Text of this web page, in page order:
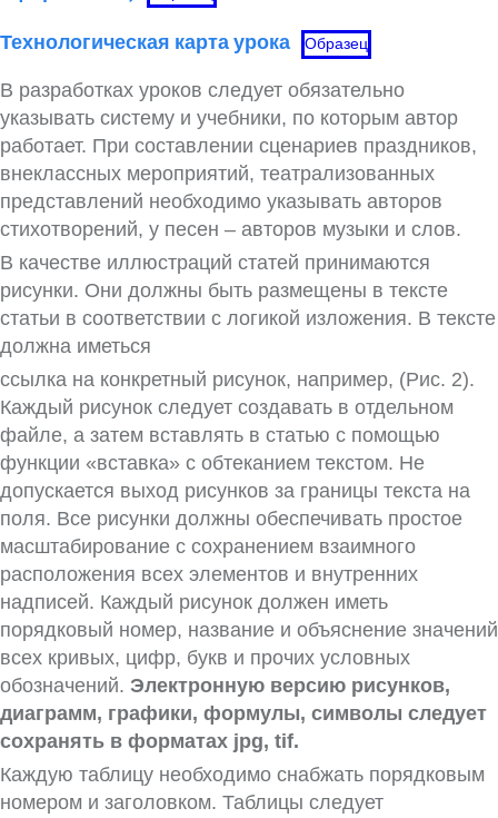
Технологическая карта урока Образец
В разработках уроков следует обязательно
указывать систему и учебники, по которым автор
работает. При составлении сценариев праздников,
внеклассных мероприятий, театра­лизованных
представлений необходимо указы­вать авторов
стихотворений, у песен – авторов музыки и слов.
В качестве иллюстраций статей прини­маются
рисунки. Они должны быть разме­щены в тексте
статьи в соответствии с логикой изложения. В тексте
должна иметься
ссылка на конкретный рисунок, например, (Рис. 2).
Каждый рисунок следует создавать в отдельном
файле, а затем вставлять в статью с помощью
функции «вставка» с обтеканием текстом. Не
допускается выход рисунков за границы текста на
поля. Все рисунки должны обеспечивать простое
масштабирование с сохра­нением взаимного
расположения всех элементов и внутренних
надписей. Каждый рисунок должен иметь
порядковый номер, название и объяснение значений
всех кривых, цифр, букв и прочих условных
обозначений. Электронную версию рисунков,
диаграмм, графики, формулы, символы следует
сохранять в форматах jpg, tif.
Каждую таблицу необходимо снабжать порядковым
номером и заголовком. Таблицы следует